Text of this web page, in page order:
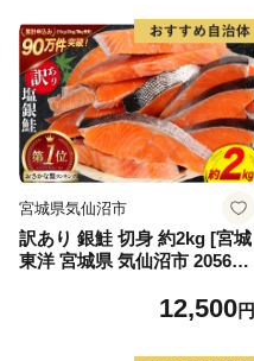
宮城県気仙沼市
訳あり 銀鮭 切身 約2kg [宮城
東洋 宮城県 気仙沼市 205649
格外 不揃い さけ サケ 鮭切身
12,500円